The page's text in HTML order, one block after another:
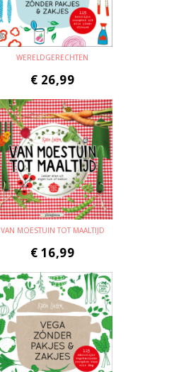
WERELDGERECHTEN
€ 26,99
VAN MOESTUIN TOT MAALTIJD
€ 16,99